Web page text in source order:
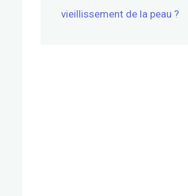
vieillissement de la peau ?